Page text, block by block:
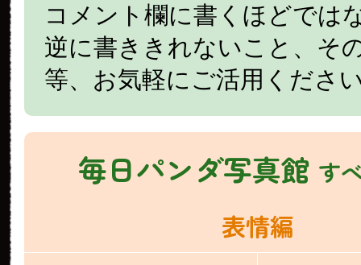
コメント欄に書くほどでは
逆に書ききれないこと、そ
等、お気軽にご活用くださ
毎日パンダ写真館 す
表情編